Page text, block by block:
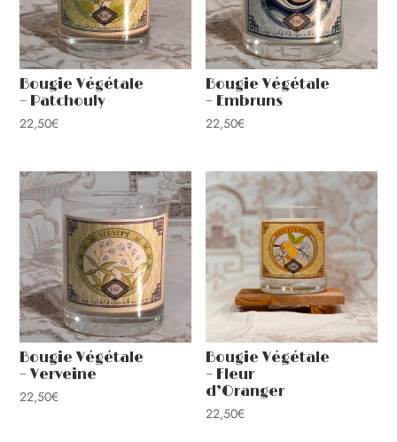
Bougie Végétale
– Patchouly
22,50€
Bougie Végétale
– Embruns
22,50€
Bougie Végétale
– Verveine
22,50€
Bougie Végétale
– Fleur
d’Oranger
22,50€